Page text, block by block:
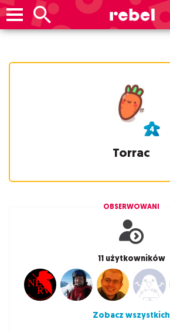
Torrac
OBSERWOWANI
11 użytkowników
Zobacz wszystkich